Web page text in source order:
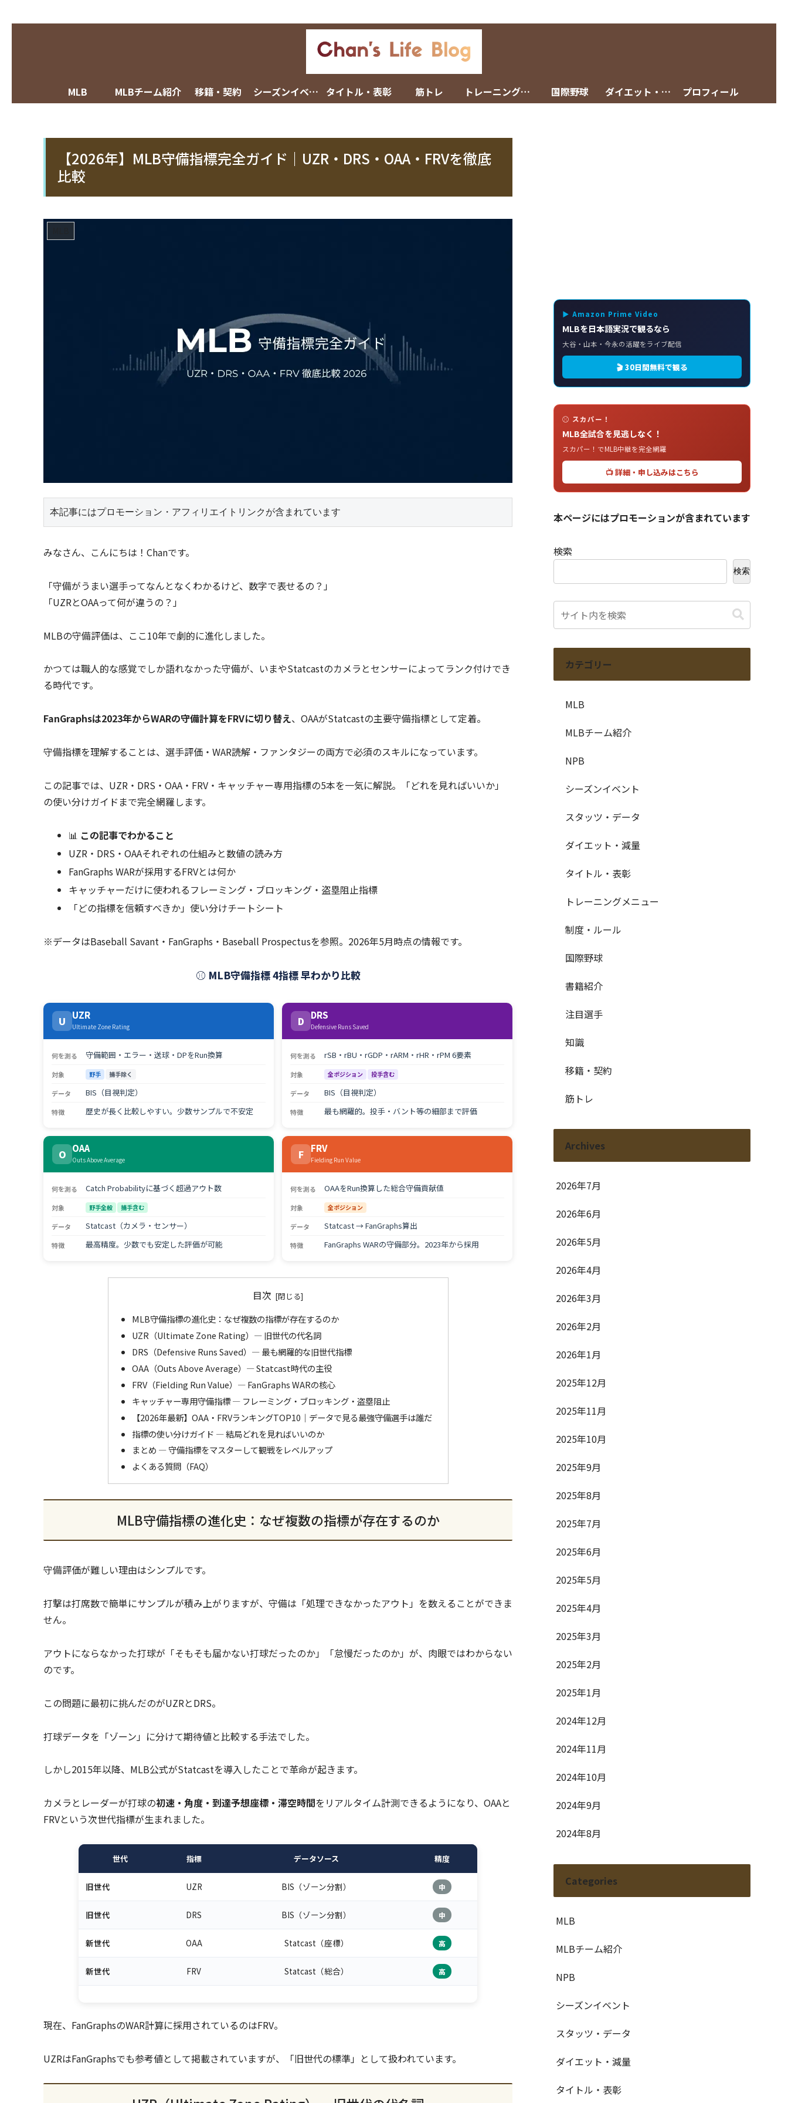
MLB MLBチーム紹介 移籍・契約 シーズンイベント タイトル・表彰 筋トレ トレーニングメニュー 国際野球 ダイエット・減量 プロフィール
【2026年】MLB守備指標完全ガイド｜UZR・DRS・OAA・FRVを徹底
比較
本記事にはプロモーション・アフィリエイトリンクが含まれています
みなさん、こんにちは！Chanです。
「守備がうまい選手ってなんとなくわかるけど、数字で表せるの？」
「UZRとOAAって何が違うの？」
MLBの守備評価は、ここ10年で劇的に進化しました。
かつては職人的な感覚でしか語れなかった守備が、いまやStatcastのカメラとセンサーによってランク付けでき
る時代です。
FanGraphsは2023年からWARの守備計算をFRVに切り替え、OAAがStatcastの主要守備指標として定着。
守備指標を理解することは、選手評価・WAR読解・ファンタジーの両方で必須のスキルになっています。
この記事では、UZR・DRS・OAA・FRV・キャッチャー専用指標の5本を一気に解説。「どれを見ればいいか」
の使い分けガイドまで完全網羅します。
📊 この記事でわかること
UZR・DRS・OAAそれぞれの仕組みと数値の読み方
FanGraphs WARが採用するFRVとは何か
キャッチャーだけに使われるフレーミング・ブロッキング・盗塁阻止指標
「どの指標を信頼すべきか」使い分けチートシート
※データはBaseball Savant・FanGraphs・Baseball Prospectusを参照。2026年5月時点の情報です。
⚾ MLB守備指標 4指標 早わかり比較
U UZR
Ultimate Zone Rating
何を測る 守備範囲・エラー・送球・DPをRun換算
対象 野手 捕手除く
データ BIS（目視判定）
特徴 歴史が長く比較しやすい。少数サンプルで不安定
D DRS
Defensive Runs Saved
何を測る rSB・rBU・rGDP・rARM・rHR・rPM 6要素
対象 全ポジション 投手含む
データ BIS（目視判定）
特徴 最も網羅的。投手・バント等の細部まで評価
O OAA
Outs Above Average
何を測る Catch Probabilityに基づく超過アウト数
対象 野手全般 捕手含む
データ Statcast（カメラ・センサー）
特徴 最高精度。少数でも安定した評価が可能
F FRV
Fielding Run Value
何を測る OAAをRun換算した総合守備貢献値
対象 全ポジション
データ Statcast → FanGraphs算出
特徴 FanGraphs WARの守備部分。2023年から採用
目次
MLB守備指標の進化史：なぜ複数の指標が存在するのか
UZR（Ultimate Zone Rating）― 旧世代の代名詞
DRS（Defensive Runs Saved）― 最も網羅的な旧世代指標
OAA（Outs Above Average）― Statcast時代の主役
FRV（Fielding Run Value）― FanGraphs WARの核心
キャッチャー専用守備指標 ― フレーミング・ブロッキング・盗塁阻止
【2026年最新】OAA・FRVランキングTOP10｜データで見る最強守備選手は誰だ
指標の使い分けガイド ― 結局どれを見ればいいのか
まとめ ― 守備指標をマスターして観戦をレベルアップ
よくある質問（FAQ）
MLB守備指標の進化史：なぜ複数の指標が存在するのか
守備評価が難しい理由はシンプルです。
打撃は打席数で簡単にサンプルが積み上がりますが、守備は「処理できなかったアウト」を数えることができま
せん。
アウトにならなかった打球が「そもそも届かない打球だったのか」「怠慢だったのか」が、肉眼ではわからない
のです。
この問題に最初に挑んだのがUZRとDRS。
打球データを「ゾーン」に分けて期待値と比較する手法でした。
しかし2015年以降、MLB公式がStatcastを導入したことで革命が起きます。
カメラとレーダーが打球の初速・角度・到達予想座標・滞空時間をリアルタイム計測できるようになり、OAAと
FRVという次世代指標が生まれました。
世代 指標 データソース 精度
旧世代 UZR BIS（ゾーン分割） 中
旧世代 DRS BIS（ゾーン分割） 中
新世代 OAA Statcast（座標） 高
新世代 FRV Statcast（総合） 高
現在、FanGraphsのWAR計算に採用されているのはFRV。
UZRはFanGraphsでも参考値として掲載されていますが、「旧世代の標準」として扱われています。
▶ Amazon Prime Video
MLBを日本語実況で観るなら
大谷・山本・今永の活躍をライブ配信
🎬 30日間無料で観る
⚾ スカパー！
MLB全試合を見逃しなく！
スカパー！でMLB中継を完全網羅
📺 詳細・申し込みはこちら
本ページにはプロモーションが含まれています
検索
検索
カテゴリー
MLB
MLBチーム紹介
NPB
シーズンイベント
スタッツ・データ
ダイエット・減量
タイトル・表彰
トレーニングメニュー
制度・ルール
国際野球
書籍紹介
注目選手
知識
移籍・契約
筋トレ
Archives
2026年7月
2026年6月
2026年5月
2026年4月
2026年3月
2026年2月
2026年1月
2025年12月
2025年11月
2025年10月
2025年9月
2025年8月
2025年7月
2025年6月
2025年5月
2025年4月
2025年3月
2025年2月
2025年1月
2024年12月
2024年11月
2024年10月
2024年9月
2024年8月
Categories
MLB
MLBチーム紹介
NPB
シーズンイベント
スタッツ・データ
ダイエット・減量
タイトル・表彰